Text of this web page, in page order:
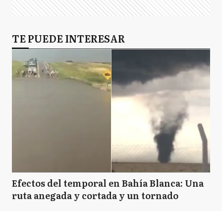
TE PUEDE INTERESAR
Efectos del temporal en Bahía Blanca: Una
ruta anegada y cortada y un tornado